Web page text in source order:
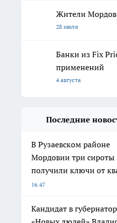
Жители
28 июля
Банки из Fix
применений
4 августа
Последние
В Рузаевском районе
Мордовии три сироты
получили ключи от
16:47
Кандидат в